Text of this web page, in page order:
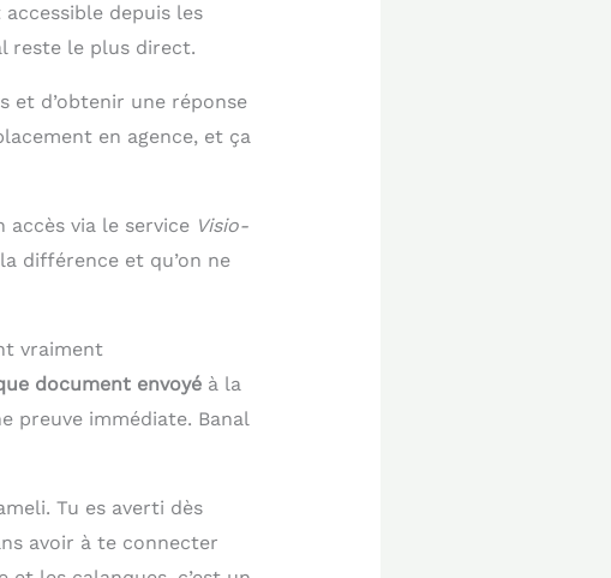
depuis les
reste le plus direct.
et d’obtenir une réponse
en agence, et ça
accès via le service Visio-
différence et qu’on ne
vraiment
document envoyéà la
preuve immédiate. Banal
Tu es averti dès
avoir à te connecter